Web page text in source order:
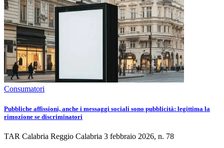
Consumatori
Pubbliche affissioni, anche i messaggi sociali sono pubblicità: legittima la
rimozione se discriminatori
TAR Calabria Reggio Calabria 3 febbraio 2026, n. 78